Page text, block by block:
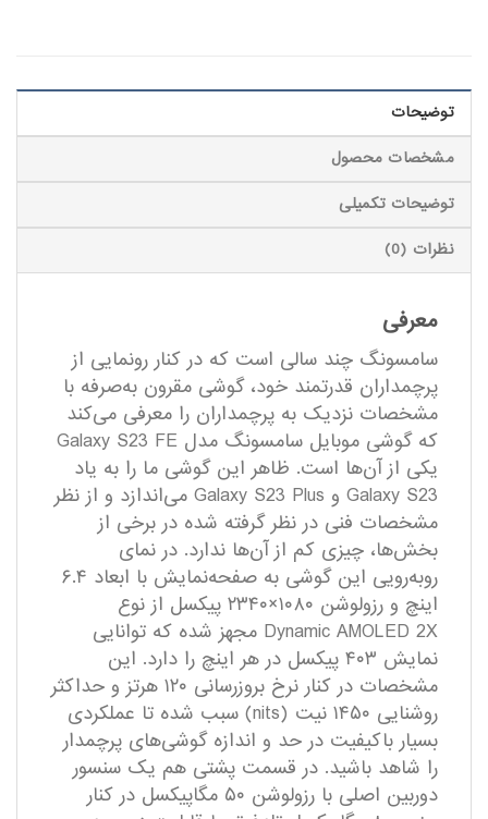
توضیحات
مشخصات محصول
توضیحات تکمیلی
نظرات (0)
معرفی
سامسونگ چند سالی است که در کنار رونمایی از
پرچمداران قدرتمند خود، گوشی مقرون به‌صرفه با
مشخصات نزدیک به پرچمداران را معرفی می‌کند
که گوشی موبایل سامسونگ مدل Galaxy S23 FE
یکی از آن‌ها است. ظاهر این گوشی ما را به یاد
Galaxy S23 و Galaxy S23 Plus می‌اندازد و از نظر
مشخصات فنی در نظر گرفته شده در برخی از
بخش‌ها، چیزی کم از آن‌ها ندارد. در نمای
روبه‌رویی این گوشی به صفحه‌نمایش با ابعاد ۶.۴
اینچ و رزولوشن ۱۰۸۰×۲۳۴۰ پیکسل از نوع
Dynamic AMOLED 2X مجهز شده که توانایی
نمایش ۴۰۳ پیکسل در هر اینچ را دارد. این
مشخصات در کنار نرخ بروزرسانی ۱۲۰ هرتز و حداکثر
روشنایی ۱۴۵۰ نیت (nits) سبب شده تا عملکردی
بسیار با‌کیفیت در حد و اندازه گوشی‌های پرچمدار
را شاهد باشید. در قسمت پشتی هم یک سنسور
دوربین اصلی با رزولوشن ۵۰ مگاپیکسل در کنار